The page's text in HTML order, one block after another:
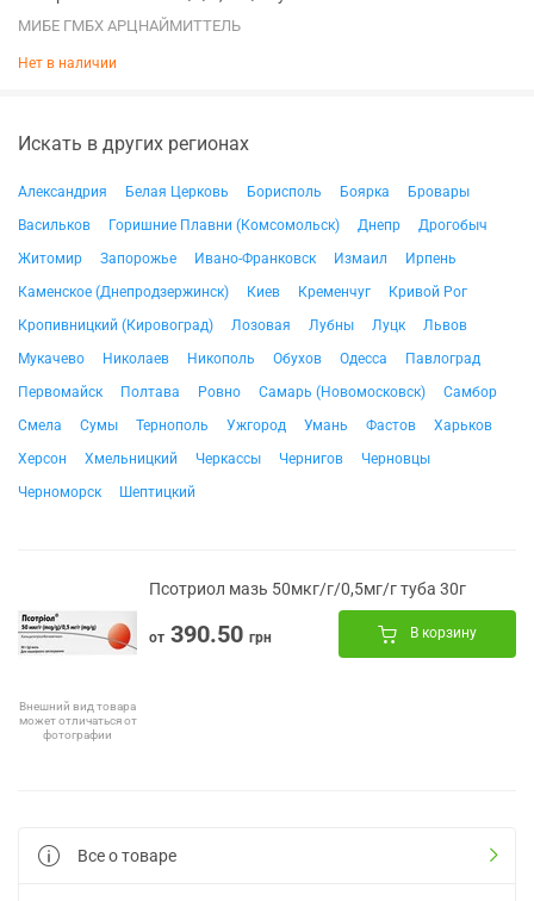
МИБЕ ГМБХ АРЦНАЙМИТТЕЛЬ
Нет в наличии
Искать в других регионах
Александрия Белая Церковь Борисполь Боярка
Бровары
Васильков
Горишние Плавни (Комсомольск) Днепр
Дрогобыч
Житомир
Запорожье Ивано-Франковск Измаил
Ирпень
Каменское (Днепродзержинск)
Киев Кременчуг
Кривой Рог
Кропивницкий (Кировоград)
Лозовая Лубны Луцк
Львов
Мукачево
Николаев Никополь Обухов Одесса
Павлоград
Первомайск
Полтава Ровно Самарь (Новомосковск)
Самбор
Смела
Сумы Тернополь Ужгород Умань Фастов
Харьков
Херсон
Хмельницкий Черкассы Чернигов
Черновцы
Черноморск
Шептицкий
Внешний вид товара
может отличаться от
фотографии
Псотриол мазь 50мкг/г/0,5мг/г туба 30г
от 390.50 грн В корзину
Все о товаре